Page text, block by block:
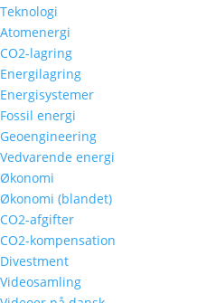
Teknologi
Atomenergi
CO2-lagring
Energilagring
Energisystemer
Fossil energi
Geoengineering
Vedvarende energi
Økonomi
Økonomi (blandet)
CO2-afgifter
CO2-kompensation
Divestment
Videosamling